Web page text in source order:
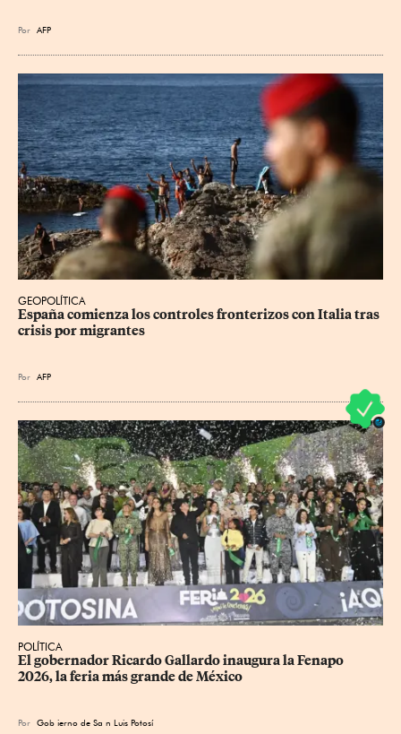
Por AFP
GEOPOLÍTICA
España comienza los controles fronterizos con Italia tras
crisis por migrantes
Por AFP
POLÍTICA
​El gobernador Ricardo Gallardo inaugura la Fenapo
2026, la feria más grande de México
Por Gob ierno de Sa n Luis Potosí